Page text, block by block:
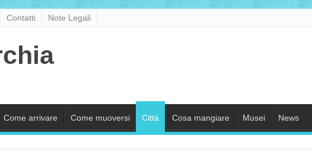
Contatti Note Legali
Come arrivare Come muoversi Città Cosa mangiare Musei News